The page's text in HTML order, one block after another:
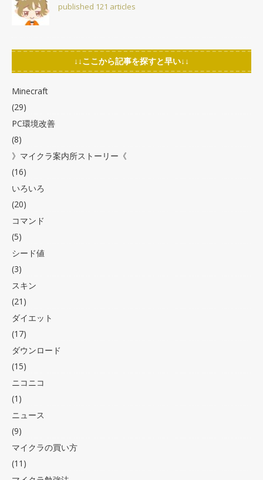
published 121 articles
↓↓ここから記事を探すと早い↓↓
Minecraft
(29)
PC環境改善
(8)
》マイクラ案内所ストーリー《
(16)
いろいろ
(20)
コマンド
(5)
シード値
(3)
スキン
(21)
ダイエット
(17)
ダウンロード
(15)
ニコニコ
(1)
ニュース
(9)
マイクラの買い方
(11)